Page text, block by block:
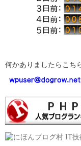
何かありましたらこち